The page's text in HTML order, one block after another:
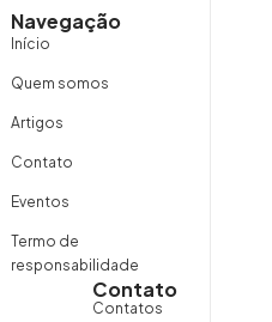
Navegação
Início
Quem somos
Artigos
Contato
Eventos
Termo de
responsabilidade
Contato
Contatos